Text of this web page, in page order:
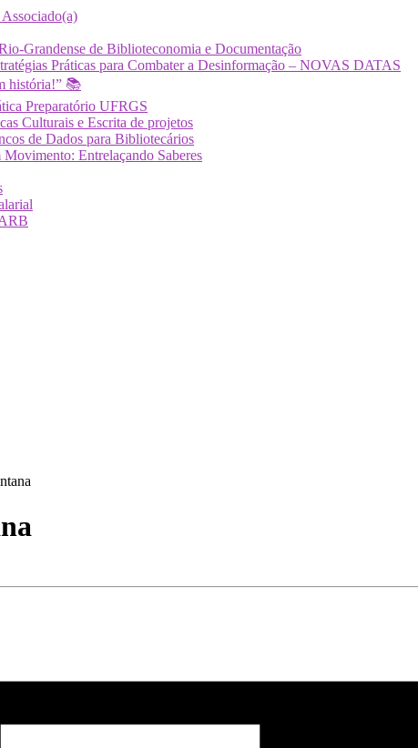
Grandense de Biblioteconomia e Documentação
Práticas para Combater a Desinformação – NOVAS DATAS
história!” 📚
Preparatório UFRGS
Culturais e Escrita de projetos
de Dados para Bibliotecários
Movimento: Entrelaçando Saberes